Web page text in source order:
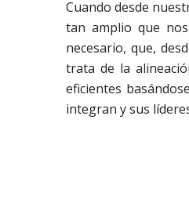
Cuando desde
tan amplio que
necesario, que,
trata de la
eficientes
integran y sus